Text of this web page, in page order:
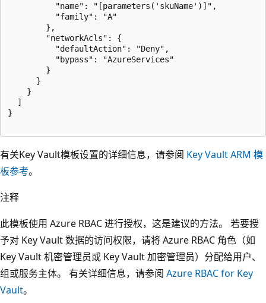
          "name": "[parameters('skuName')]",
          "family": "A"
        },
        "networkAcls": {
          "defaultAction": "Deny",
          "bypass": "AzureServices"
        }
      }
    }
  ]
}
有关Key Vault模板设置的详细信息，请参阅 Key Vault ARM 模
板参考。
注释
此模板使用 Azure RBAC 进行授权，这是建议的方法。 若要授
予对 Key Vault 数据的访问权限，请将 Azure RBAC 角色（如
Key Vault 机密管理员或 Key Vault 加密管理员）分配给用户、
组或服务主体。 有关详细信息，请参阅 Azure RBAC for Key
Vault。